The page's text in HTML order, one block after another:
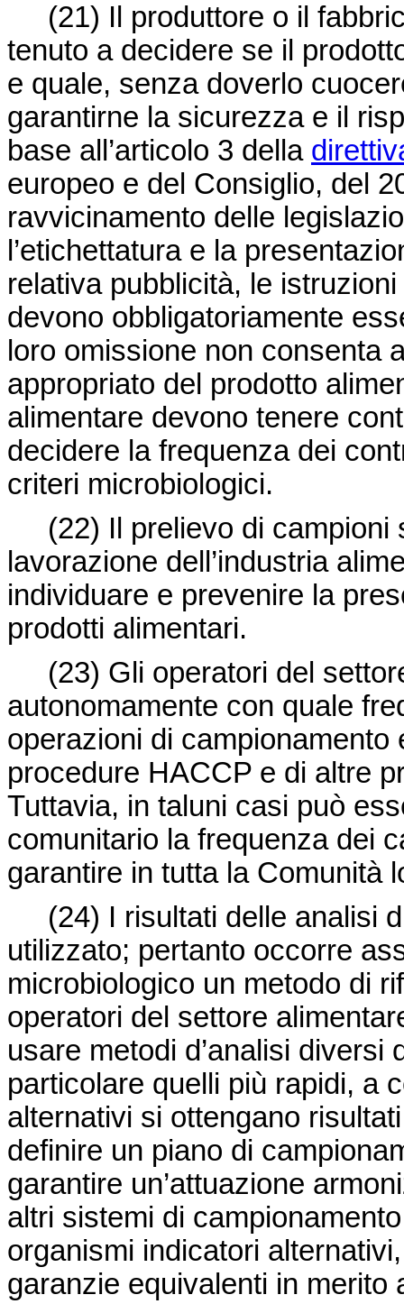
(21) Il produttore o il
tenuto a decidere se il
e quale, senza doverlo
garantirne la sicurezza e il
base all’articolo 3 della
europeo e del Consiglio, del
ravvicinamento delle
l’etichettatura e la
relativa pubblicità, le
devono obbligatoriamente
loro omissione non consenta
appropriato del prodotto
alimentare devono tenere
decidere la frequenza dei
criteri microbiologici.
(22) Il prelievo di campioni
lavorazione dell’industria
individuare e prevenire la
prodotti alimentari.
(23) Gli operatori del
autonomamente con quale
operazioni di
procedure HACCP e di altre
Tuttavia, in taluni casi può
comunitario la frequenza dei
garantire in tutta la Comunità
(24) I risultati delle analisi
utilizzato; pertanto occorre
microbiologico un metodo di
operatori del settore
usare metodi d’analisi diversi
particolare quelli più rapidi, a
alternativi si ottengano
definire un piano di
garantire un’attuazione
altri sistemi di
organismi indicatori
garanzie equivalenti in merito